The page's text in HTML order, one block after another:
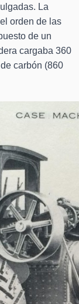
La
orden de las
de un
cargaba 360
carbón (860